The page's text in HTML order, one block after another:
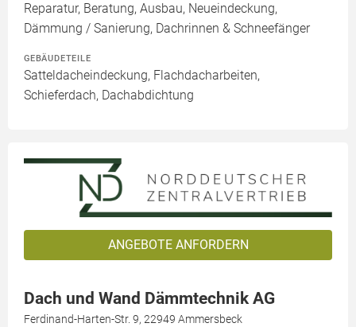
Reparatur, Beratung, Ausbau, Neueindeckung,
Dämmung / Sanierung, Dachrinnen & Schneefänger
GEBÄUDETEILE
Satteldacheindeckung, Flachdacharbeiten,
Schieferdach, Dachabdichtung
ANGEBOTE ANFORDERN
Dach und Wand Dämmtechnik AG
Ferdinand-Harten-Str. 9, 22949 Ammersbeck